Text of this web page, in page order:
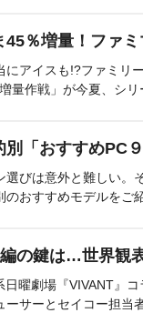
45％増量！ファ
にアイスも!?ファミリ
量作戦」が今夏、シリ
別「おすすめPC
選びは意外と難しい。
おすすめモデルをご
編の鍵は…世界観
日曜劇場『VIVANT』
サーとセイコー担当